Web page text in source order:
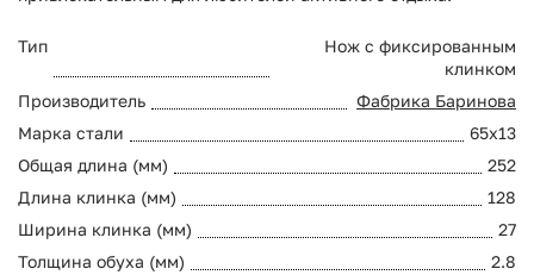
Тип
Нож с фиксированным
клинком
Производитель
Фабрика Баринова
Марка стали
65х13
Общая длина (мм)
252
Длина клинка (мм)
128
Ширина клинка (мм)
27
Толщина обуха (мм)
2.8